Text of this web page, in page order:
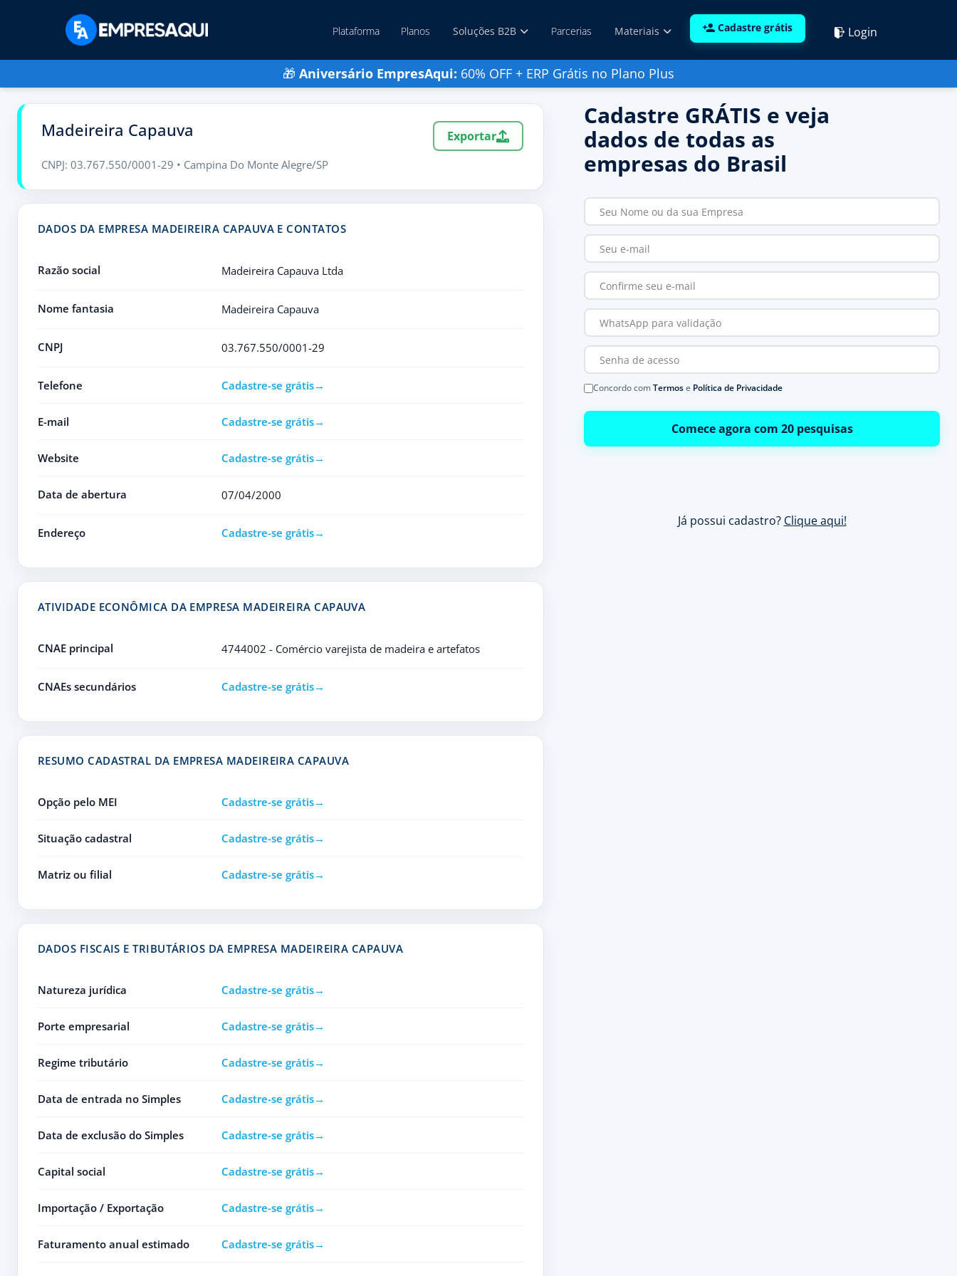
Plataforma Planos Soluções B2B Parcerias Materiais Cadastre grátis Login
🎁 Aniversário EmpresAqui: 60% OFF + ERP Grátis no Plano Plus
Madeireira Capauva Exportar
CNPJ: 03.767.550/0001-29 • Campina Do Monte Alegre/SP
DADOS DA EMPRESA MADEIREIRA CAPAUVA E CONTATOS
Razão social Madeireira Capauva Ltda
Nome fantasia Madeireira Capauva
CNPJ 03.767.550/0001-29
Telefone Cadastre-se grátis
E-mail Cadastre-se grátis
Website Cadastre-se grátis
Data de abertura 07/04/2000
Endereço Cadastre-se grátis
ATIVIDADE ECONÔMICA DA EMPRESA MADEIREIRA CAPAUVA
CNAE principal 4744002 - Comércio varejista de madeira e artefatos
CNAEs secundários Cadastre-se grátis
RESUMO CADASTRAL DA EMPRESA MADEIREIRA CAPAUVA
Opção pelo MEI Cadastre-se grátis
Situação cadastral Cadastre-se grátis
Matriz ou filial Cadastre-se grátis
DADOS FISCAIS E TRIBUTÁRIOS DA EMPRESA MADEIREIRA CAPAUVA
Natureza jurídica Cadastre-se grátis
Porte empresarial Cadastre-se grátis
Regime tributário Cadastre-se grátis
Data de entrada no Simples Cadastre-se grátis
Data de exclusão do Simples Cadastre-se grátis
Capital social Cadastre-se grátis
Importação / Exportação Cadastre-se grátis
Faturamento anual estimado Cadastre-se grátis
Cadastre GRÁTIS e veja
dados de todas as
empresas do Brasil
Concordo comTermose Política de Privacidade
Comece agora com 20 pesquisas
Já possui cadastro? Clique aqui!